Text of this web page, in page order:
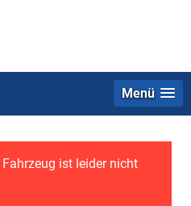
Menü
ist leider nicht